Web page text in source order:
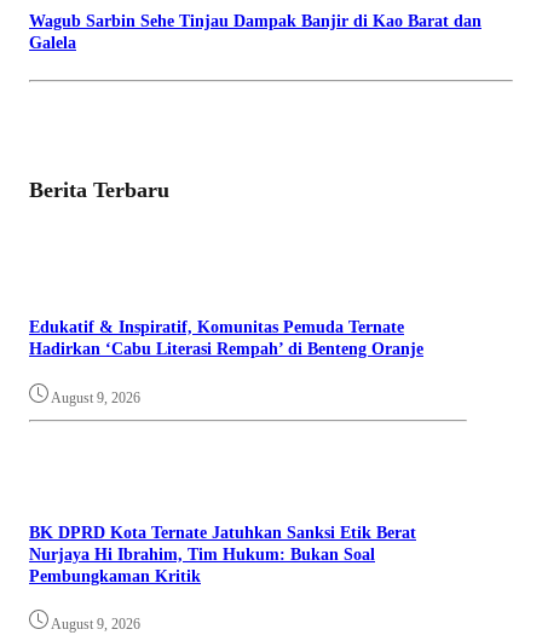
Wagub Sarbin Sehe Tinjau Dampak Banjir di Kao Barat dan
Galela
Berita Terbaru
Edukatif & Inspiratif, Komunitas Pemuda Ternate
Hadirkan ‘Cabu Literasi Rempah’ di Benteng Oranje
August 9, 2026
BK DPRD Kota Ternate Jatuhkan Sanksi Etik Berat
Nurjaya Hi Ibrahim, Tim Hukum: Bukan Soal
Pembungkaman Kritik
August 9, 2026